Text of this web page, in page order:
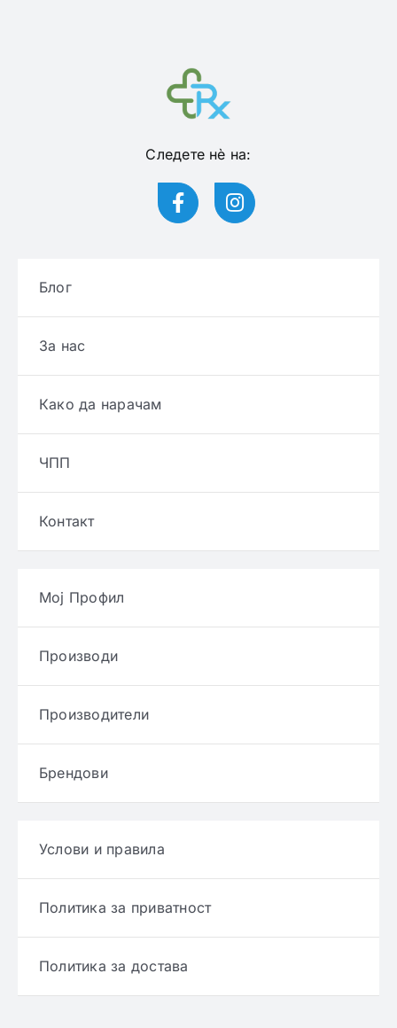
Следете нѐ на:
Блог
За нас
Како да нарачам
ЧПП
Контакт
Мој Профил
Производи
Производители
Брендови
Услови и правила
Политика за приватност
Политика за достава